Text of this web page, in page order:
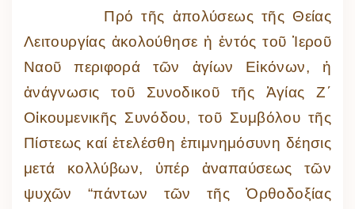
Πρό τῆς ἀπολύσεως τῆς Θείας
Λειτουργίας ἀκολούθησε ἡ ἐντός τοῦ Ἱεροῦ
Ναοῦ περιφορά τῶν ἁγίων Εἰκόνων, ἡ
ἀνάγνωσις τοῦ Συνοδικοῦ τῆς Ἁγίας Ζ΄
Οἰκουμενικῆς Συνόδου, τοῦ Συμβόλου τῆς
Πίστεως καί ἐτελέσθη ἐπιμνημόσυνη δέησις
μετά κολλύβων, ὑπέρ ἀναπαύσεως τῶν
ψυχῶν “πάντων τῶν τῆς Ὀρθοδοξίας